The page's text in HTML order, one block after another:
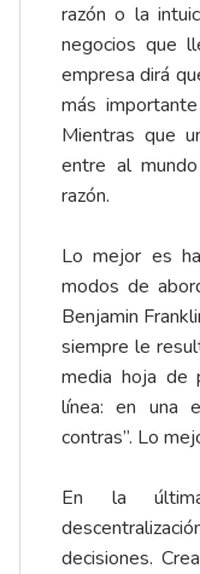
razón o la
negocios que
empresa dirá
más
Mientras que
entre al
razón.
Lo mejor es
modos de
Benjamin
siempre le
media hoja de
línea: en una
contras”. Lo
En la
decisiones.